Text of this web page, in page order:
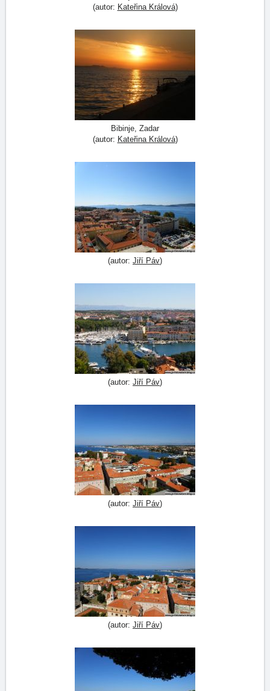
(autor: Kateřina Králová)
Bibinje, Zadar
(autor: Kateřina Králová)
(autor: Jiří Páv)
(autor: Jiří Páv)
(autor: Jiří Páv)
(autor: Jiří Páv)